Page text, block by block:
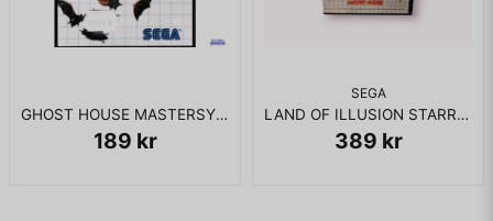
GHOST HOUSE MASTERSYSTEM
189 kr
SEGA
LAND OF ILLUSION STARRING MICKEY MOUSE MASTERSYSTEM
389 kr